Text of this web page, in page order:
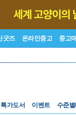
굿즈 온라인중고 중고
특가도서 이벤트
수준